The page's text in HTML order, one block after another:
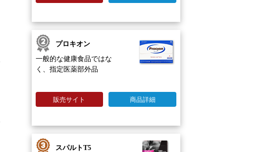
プロキオン
一般的な健康食品ではな
く、指定医薬部外品
販売サイト 商品詳細
スパルトT5